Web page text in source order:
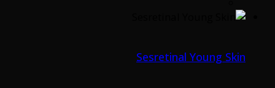
Sesretinal Young Skin